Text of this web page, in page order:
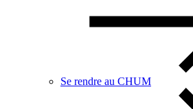
Se rendre au CHUM